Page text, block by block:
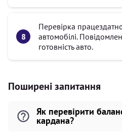
Перевірка
автомобілі.
готовність авто.
Поширені запитання
Як перевірити
кардана?